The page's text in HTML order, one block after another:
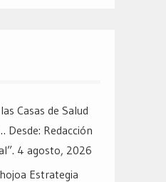
Casas de Salud
Desde: Redacción
4 agosto, 2026
Estrategia